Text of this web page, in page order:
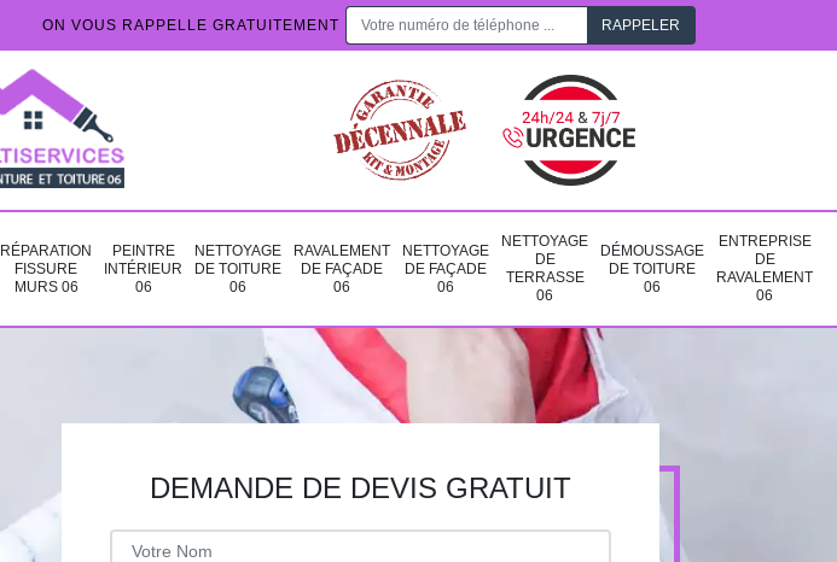
ON VOUS RAPPELLE GRATUITEMENT
RÉPARATION
FISSURE
MURS 06
PEINTRE
INTÉRIEUR
06
NETTOYAGE
DE TOITURE
06
RAVALEMENT
DE FAÇADE
06
NETTOYAGE
DE FAÇADE
06
NETTOYAGE
DE
TERRASSE
06
DÉMOUSSAGE
DE TOITURE
06
ENTREPRISE
DE
RAVALEMENT
06
DEMANDE DE DEVIS GRATUIT